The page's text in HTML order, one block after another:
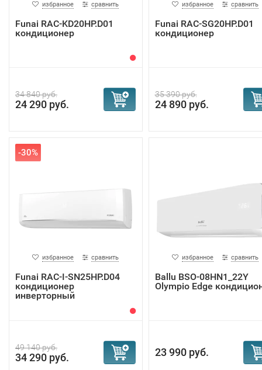
избранное сравнить
Funai RAC-KD20HP.D01
кондиционер
34 840 руб.
24 290 руб.
избранное сравнить
Funai RAC-SG20HP.D01
кондиционер
35 390 руб.
24 890 руб.
-30%
избранное сравнить
Funai RAC-I-SN25HP.D04
кондиционер
инверторный
49 140 руб.
34 290 руб.
избранное сравнить
Ballu BSO-08HN1_22Y
Olympio Edge
23 990 руб.